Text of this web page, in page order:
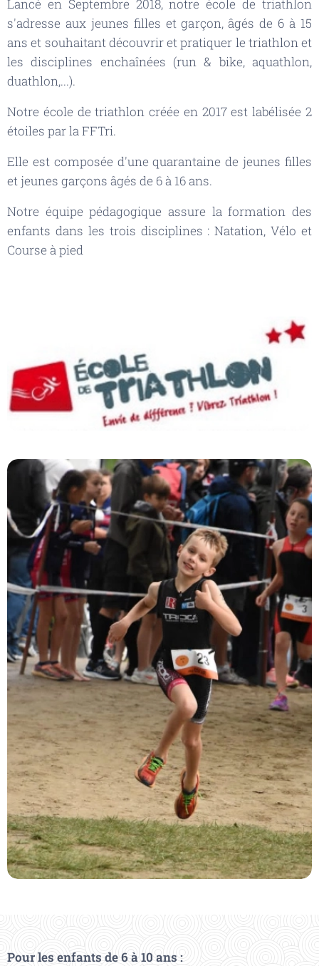
Lancé en Septembre 2018, notre école de triathlon
s'adresse aux jeunes filles et garçon, âgés de 6 à 15
ans et souhaitant découvrir et pratiquer le triathlon et
les disciplines enchaînées (run & bike, aquathlon,
duathlon,...).
Notre école de triathlon créée en 2017 est labélisée 2
étoiles par la FFTri.
Elle est composée d'une quarantaine de jeunes filles
et jeunes garçons âgés de 6 à 16 ans.
Notre équipe pédagogique assure la formation des
enfants dans les trois disciplines : Natation, Vélo et
Course à pied
Pour les enfants de 6 à 10 ans :